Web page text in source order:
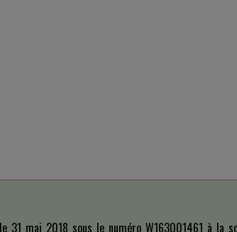
31 mai 2018 sous le numéro W163001461 à la